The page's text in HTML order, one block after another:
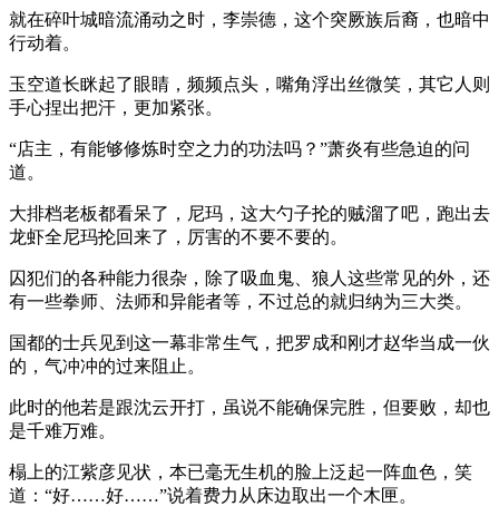
就在碎叶城暗流涌动之时，李崇德，这个突厥族后裔，也暗中
行动着。
玉空道长眯起了眼睛，频频点头，嘴角浮出丝微笑，其它人则
手心捏出把汗，更加紧张。
“店主，有能够修炼时空之力的功法吗？”萧炎有些急迫的问
道。
大排档老板都看呆了，尼玛，这大勺子抡的贼溜了吧，跑出去
龙虾全尼玛抡回来了，厉害的不要不要的。
囚犯们的各种能力很杂，除了吸血鬼、狼人这些常见的外，还
有一些拳师、法师和异能者等，不过总的就归纳为三大类。
国都的士兵见到这一幕非常生气，把罗成和刚才赵华当成一伙
的，气冲冲的过来阻止。
此时的他若是跟沈云开打，虽说不能确保完胜，但要败，却也
是千难万难。
榻上的江紫彦见状，本已毫无生机的脸上泛起一阵血色，笑
道：“好……好……”说着费力从床边取出一个木匣。